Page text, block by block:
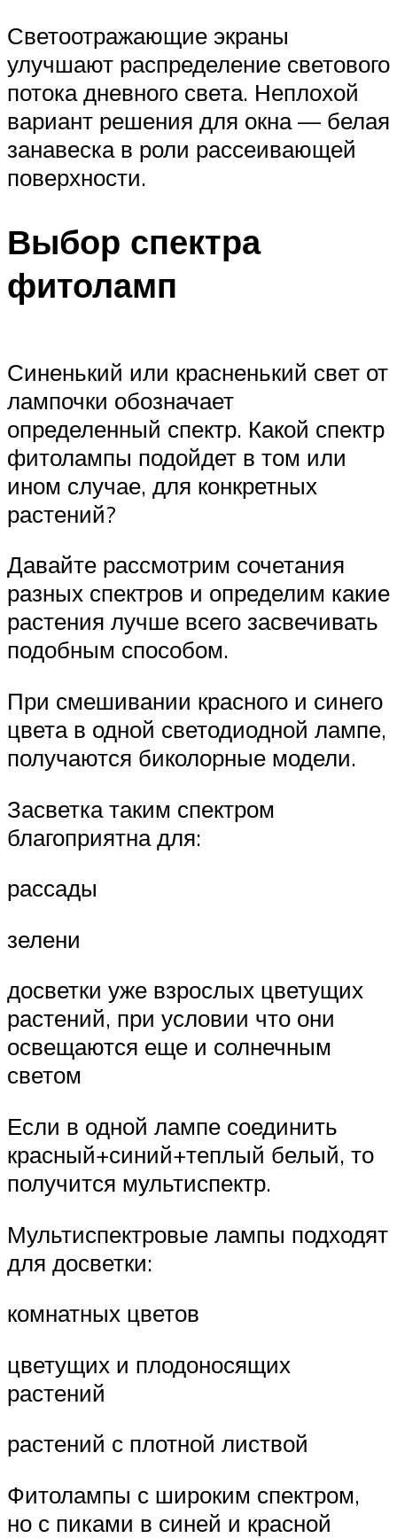
Светоотражающие экраны
улучшают распределение светового
потока дневного света. Неплохой
вариант решения для окна — белая
занавеска в роли рассеивающей
поверхности.
Выбор спектра
фитоламп
Синенький или красненький свет от
лампочки обозначает
определенный спектр. Какой спектр
фитолампы подойдет в том или
ином случае, для конкретных
растений?
Давайте рассмотрим сочетания
разных спектров и определим какие
растения лучше всего засвечивать
подобным способом.
При смешивании красного и синего
цвета в одной светодиодной лампе,
получаются биколорные модели.
Засветка таким спектром
благоприятна для:
рассады
зелени
досветки уже взрослых цветущих
растений, при условии что они
освещаются еще и солнечным
светом
Если в одной лампе соединить
красный+синий+теплый белый, то
получится мультиспектр.
Мультиспектровые лампы подходят
для досветки:
комнатных цветов
цветущих и плодоносящих
растений
растений с плотной листвой
Фитолампы с широким спектром,
но с пиками в синей и красной